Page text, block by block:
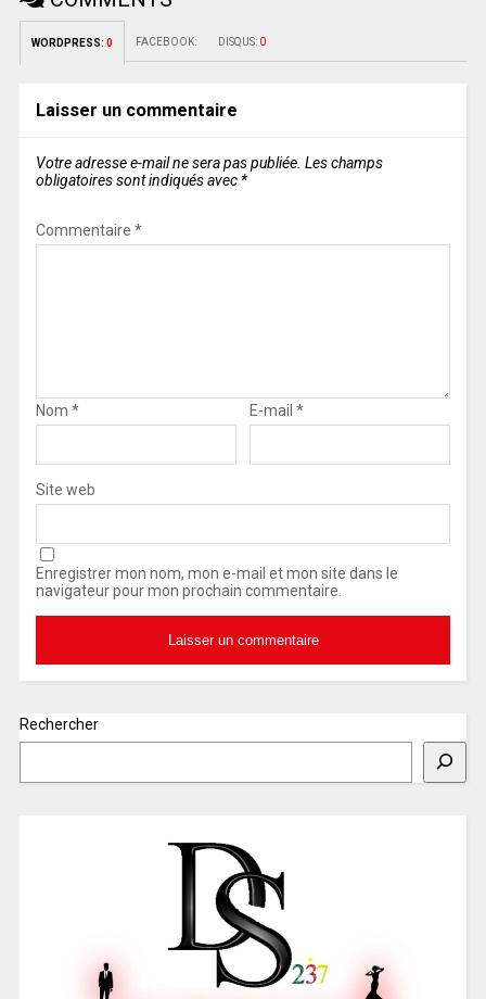
WORDPRESS: 0 FACEBOOK: DISQUS: 0
Laisser un commentaire
Votre adresse e-mail ne sera pas publiée. Les champs
obligatoires sont indiqués avec *
Commentaire *
Nom * E-mail *
Site web
Enregistrer mon nom, mon e-mail et mon site dans le
navigateur pour mon prochain commentaire.
Rechercher